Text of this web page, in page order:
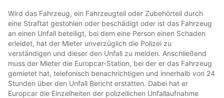
Wird das Fahrzeug, ein Fahrzeugteil oder Zubehörteil durch
eine Straftat gestohlen oder beschädigt oder ist das Fahrzeug
an einen Unfall beteiligt, bei dem eine Person einen Schaden
erleidet, hat der Mieter unverzüglich die Polizei zu
verständigen und dieser den Unfall zu melden. Anschließend
muss der Mieter die Europcar-Station, bei der er das Fahrzeug
gemietet hat, telefonisch benachrichtigen und innerhalb von 24
Stunden über den Unfall Bericht erstatten. Dabei hat er
Europcar die Einzelheiten der polizeilichen Unfallaufnahme